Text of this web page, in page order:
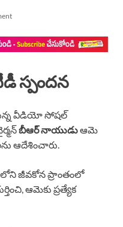
స్పందన
వీడియో సోషల్
బీఆర్ నాయుడుఆమె
ఆదేశించారు.
జీవకోన ప్రాంతంలో
ఆమెకు ప్రత్యేక